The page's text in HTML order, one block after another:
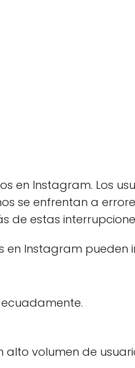
en Instagram. Los
se enfrentan a
de estas
Instagram pueden
volumen de